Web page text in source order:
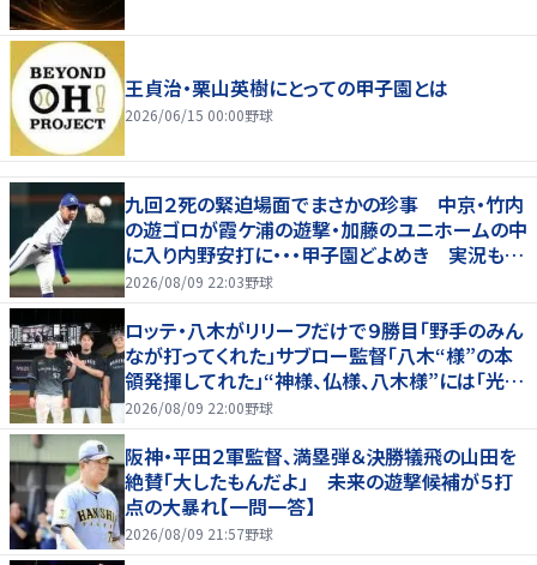
王貞治・栗山英樹にとっての甲子園とは
2026/06/15 00:00野球
九回２死の緊迫場面でまさかの珍事 中京・竹内
の遊ゴロが霞ケ浦の遊撃・加藤のユニホームの中
に入り内野安打に・・・甲子園どよめき 実況も驚
き「おっと！」
2026/08/09 22:03野球
ロッテ・八木がリリーフだけで９勝目「野手のみん
なが打ってくれた」サブロー監督「八木“様”の本
領発揮してれた」“神様、仏様、八木様”には「光栄
です」
2026/08/09 22:00野球
阪神・平田２軍監督、満塁弾＆決勝犠飛の山田を
絶賛「大したもんだよ」 未来の遊撃候補が５打
点の大暴れ【一問一答】
2026/08/09 21:57野球